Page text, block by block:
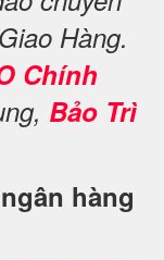
Hàng.
Chính
Bảo Trì
hàng